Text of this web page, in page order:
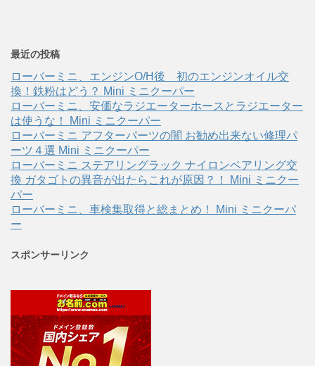
最近の投稿
ローバーミニ、エンジンO/H後 初のエンジンオイル交
換！鉄粉はどう？ Mini ミニクーパー
ローバーミニ、安価なラジエーターホースとラジエーター
は使うな！ Mini ミニクーパー
ローバーミニ アフターパーツの闇 お勧め出来ない修理パ
ーツ４選 Mini ミニクーパー
ローバーミニ ステアリングラック ナイロンベアリング交
換 ガタゴトの異音が出たらこれが原因？！ Mini ミニクー
パー
ローバーミニ、車検集取得と総まとめ！ Mini ミニクーパ
ー
スポンサーリンク